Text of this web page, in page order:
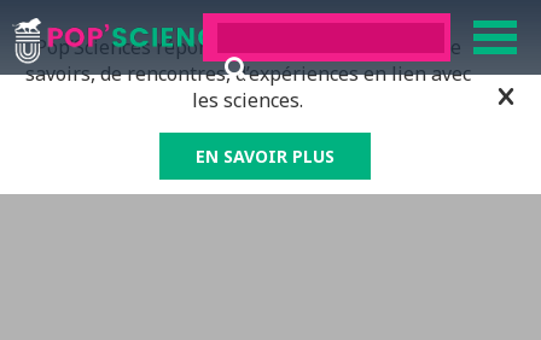
Pop’Sciences répond à tous ceux qui ont soif de
savoirs, de rencontres, d’expériences en lien avec
les sciences.
EN SAVOIR PLUS